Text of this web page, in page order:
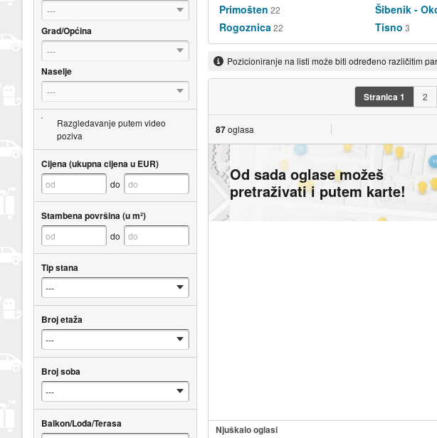
Primošten 22
Rogoznica 22
Šibenik -
Tisno 3
Pozicioniranje na listi može biti određeno različitim
Stranica1 2
87oglasa
Od sada oglase možeš
pretraživati i putem karte!
Njuškalo oglasi
---
Grad/Općina
---
Naselje
---
Razgledavanje putem video
poziva
Cijena (ukupna cijena u EUR)
do
Stambena površina (u m²)
do
Tip stana
Broj etaža
Broj soba
Balkon/Lođa/Terasa